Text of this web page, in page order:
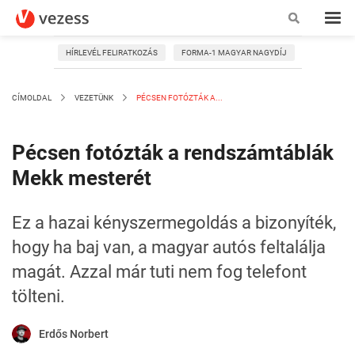
HÍRLEVÉL FELIRATKOZÁS FORMA-1 MAGYAR NAGYDÍJ
CÍMOLDAL VEZETÜNK PÉCSEN FOTÓZTÁK A...
Pécsen fotózták a rendszámtáblák
Mekk mesterét
Ez a hazai kényszermegoldás a bizonyíték,
hogy ha baj van, a magyar autós feltalálja
magát. Azzal már tuti nem fog telefont
tölteni.
Erdős Norbert